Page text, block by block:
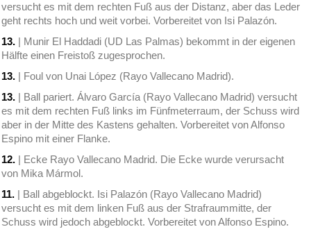
versucht es mit dem rechten Fuß aus der Distanz, aber das Leder
geht rechts hoch und weit vorbei. Vorbereitet von Isi Palazón.
13. | Munir El Haddadi (UD Las Palmas) bekommt in der eigenen
Hälfte einen Freistoß zugesprochen.
13. | Foul von Unai López (Rayo Vallecano Madrid).
13. | Ball pariert. Álvaro García (Rayo Vallecano Madrid) versucht
es mit dem rechten Fuß links im Fünfmeterraum, der Schuss wird
aber in der Mitte des Kastens gehalten. Vorbereitet von Alfonso
Espino mit einer Flanke.
12. | Ecke Rayo Vallecano Madrid. Die Ecke wurde verursacht
von Mika Mármol.
11. | Ball abgeblockt. Isi Palazón (Rayo Vallecano Madrid)
versucht es mit dem linken Fuß aus der Strafraummitte, der
Schuss wird jedoch abgeblockt. Vorbereitet von Alfonso Espino.